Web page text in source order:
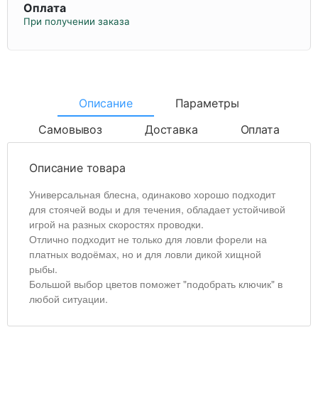
Оплата
При получении заказа
Описание
Параметры
Самовывоз
Доставка Оплата
Описание товара
Универсальная блесна, одинаково хорошо подходит
для стоячей воды и для течения, обладает устойчивой
игрой на разных скоростях проводки.
Отлично подходит не только для ловли форели на
платных водоёмах, но и для ловли дикой хищной
рыбы.
Большой выбор цветов поможет "подобрать ключик" в
любой ситуации.